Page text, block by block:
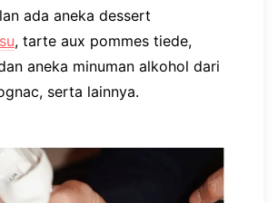
ada aneka dessert
, tarte aux pommes tiede,
aneka minuman alkohol dari
serta lainnya.